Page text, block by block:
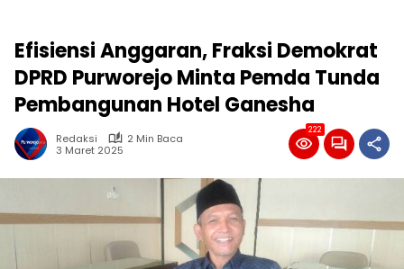
Efisiensi Anggaran, Fraksi Demokrat
DPRD Purworejo Minta Pemda Tunda
Pembangunan Hotel Ganesha
Redaksi
2 Min Baca
3 Maret 2025
222